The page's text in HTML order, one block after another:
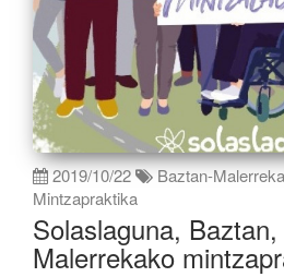
2019/10/22
Baztan-
Mintzapraktika
Solaslaguna,
Malerrekako